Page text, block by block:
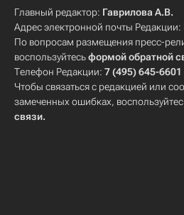
Главный редактор: Гаврилова А.В.
Адрес электронной почты Редакции:
По вопросам размещения пресс-
воспользуйтесьформой обратной
Телефон Редакции: 7 (495) 645-6601
Чтобы связаться с редакцией или
замеченных ошибках,
связи.